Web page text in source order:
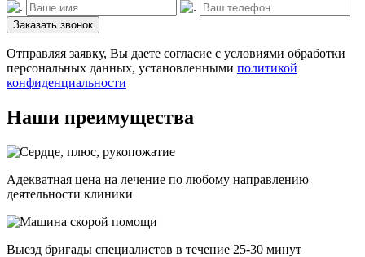
Заказать звонок
Отправляя заявку, Вы даете согласие с условиями обработки
персональных данных, установленными политикой
конфиденциальности
Наши преимущества
Адекватная цена на лечение по любому направлению
деятельности клиники
Выезд бригады специалистов в течение 25-30 минут